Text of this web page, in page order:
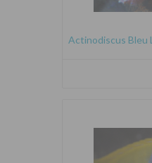
Actinodiscus Bleu L